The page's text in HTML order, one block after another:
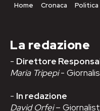
Home Cronaca Politica
La redazione
- Direttore
Maria Tripepi-
- In redazione
David Orfei–